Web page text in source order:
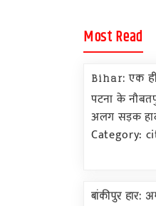
Most Read
Bihar: एक
पटना के
अलग सड़क
Category:
बांकीपुर हार: